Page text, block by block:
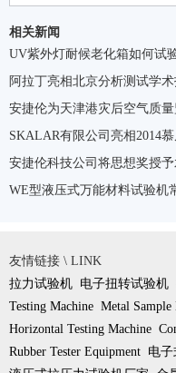
相关新闻
UV紫外灯耐候老化箱如何试
阿拉丁亮相北京分析测试学
安捷伦为天津港灾后空气质
SKALAR有限公司亮相2014
安捷伦科技公司将思想奖授
WE型液压式万能材料试验机
友情链接 \ LINK
拉力试验机 电子扭转试验机
Testing Machine Metal
Horizontal Testing Machine
Rubber Tester Equipment 电